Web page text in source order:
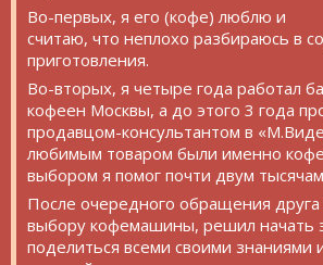
Во-первых, я его (кофе) люблю и
считаю, что неплохо разбираюсь в
приготовления.
Во-вторых, я четыре года работал
кофеен Москвы, а до этого 3 года
продавцом-консультантом в
любимым товаром были именно
выбором я помог почти двум
После очередного обращения друга
выбору кофемашины, решил начать
поделиться всеми своими знаниями